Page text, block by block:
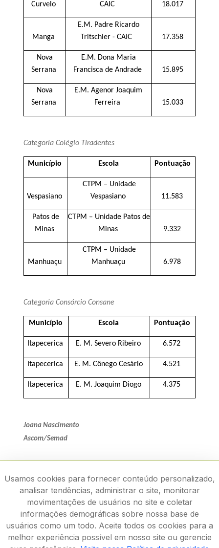
Curvelo
CAIC
18.017
Manga
E.M. Padre Ricardo
Tritschler - CAIC
17.358
Nova
Serrana
E.M. Dona Maria
Francisca de Andrade
15.895
Nova
Serrana
E.M. Agenor Joaquim
Ferreira
15.033
Categoria Colégio Tiradentes
Município Escola Pontuação
Vespasiano
CTPM – Unidade
Vespasiano
11.583
Patos de
Minas
CTPM – Unidade Patos de
Minas
9.332
Manhuaçu
CTPM – Unidade
Manhuaçu
6.978
Categoria Consórcio Consane
Município Escola Pontuação
Itapecerica E. M. Severo Ribeiro 6.572
Itapecerica E. M. Cônego Cesário 4.521
Itapecerica E. M. Joaquim Diogo 4.375
Joana Nascimento
Ascom/Semad
Usamos cookies para fornecer conteúdo personalizado,
analisar tendências, administrar o site, monitorar
movimentações de usuários no site e coletar
informações demográficas sobre nossa base de
usuários como um todo. Aceite todos os cookies para a
melhor experiência possível em nosso site ou gerencie